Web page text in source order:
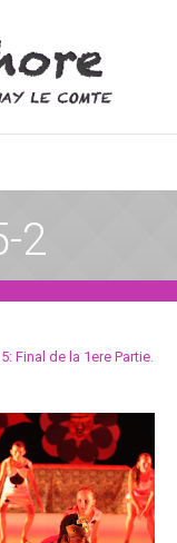
2
Final de la 1ere Partie.